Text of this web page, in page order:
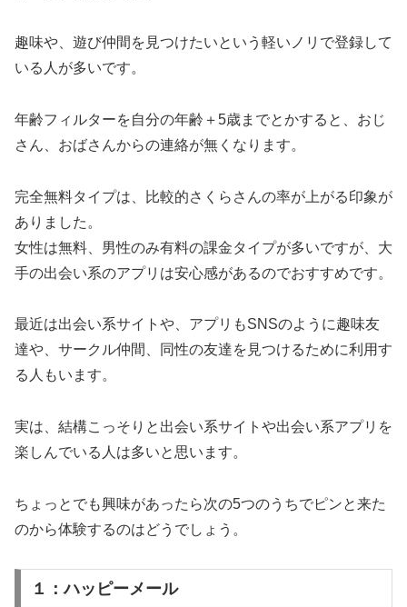
趣味や、遊び仲間を見つけたいという軽いノリで登録して
いる人が多いです。
年齢フィルターを自分の年齢＋5歳までとかすると、おじ
さん、おばさんからの連絡が無くなります。
完全無料タイプは、比較的さくらさんの率が上がる印象が
ありました。
女性は無料、男性のみ有料の課金タイプが多いですが、大
手の出会い系のアプリは安心感があるのでおすすめです。
最近は出会い系サイトや、アプリもSNSのように趣味友
達や、サークル仲間、同性の友達を見つけるために利用す
る人もいます。
実は、結構こっそりと出会い系サイトや出会い系アプリを
楽しんでいる人は多いと思います。
ちょっとでも興味があったら次の5つのうちでピンと来た
のから体験するのはどうでしょう。
１：ハッピーメール